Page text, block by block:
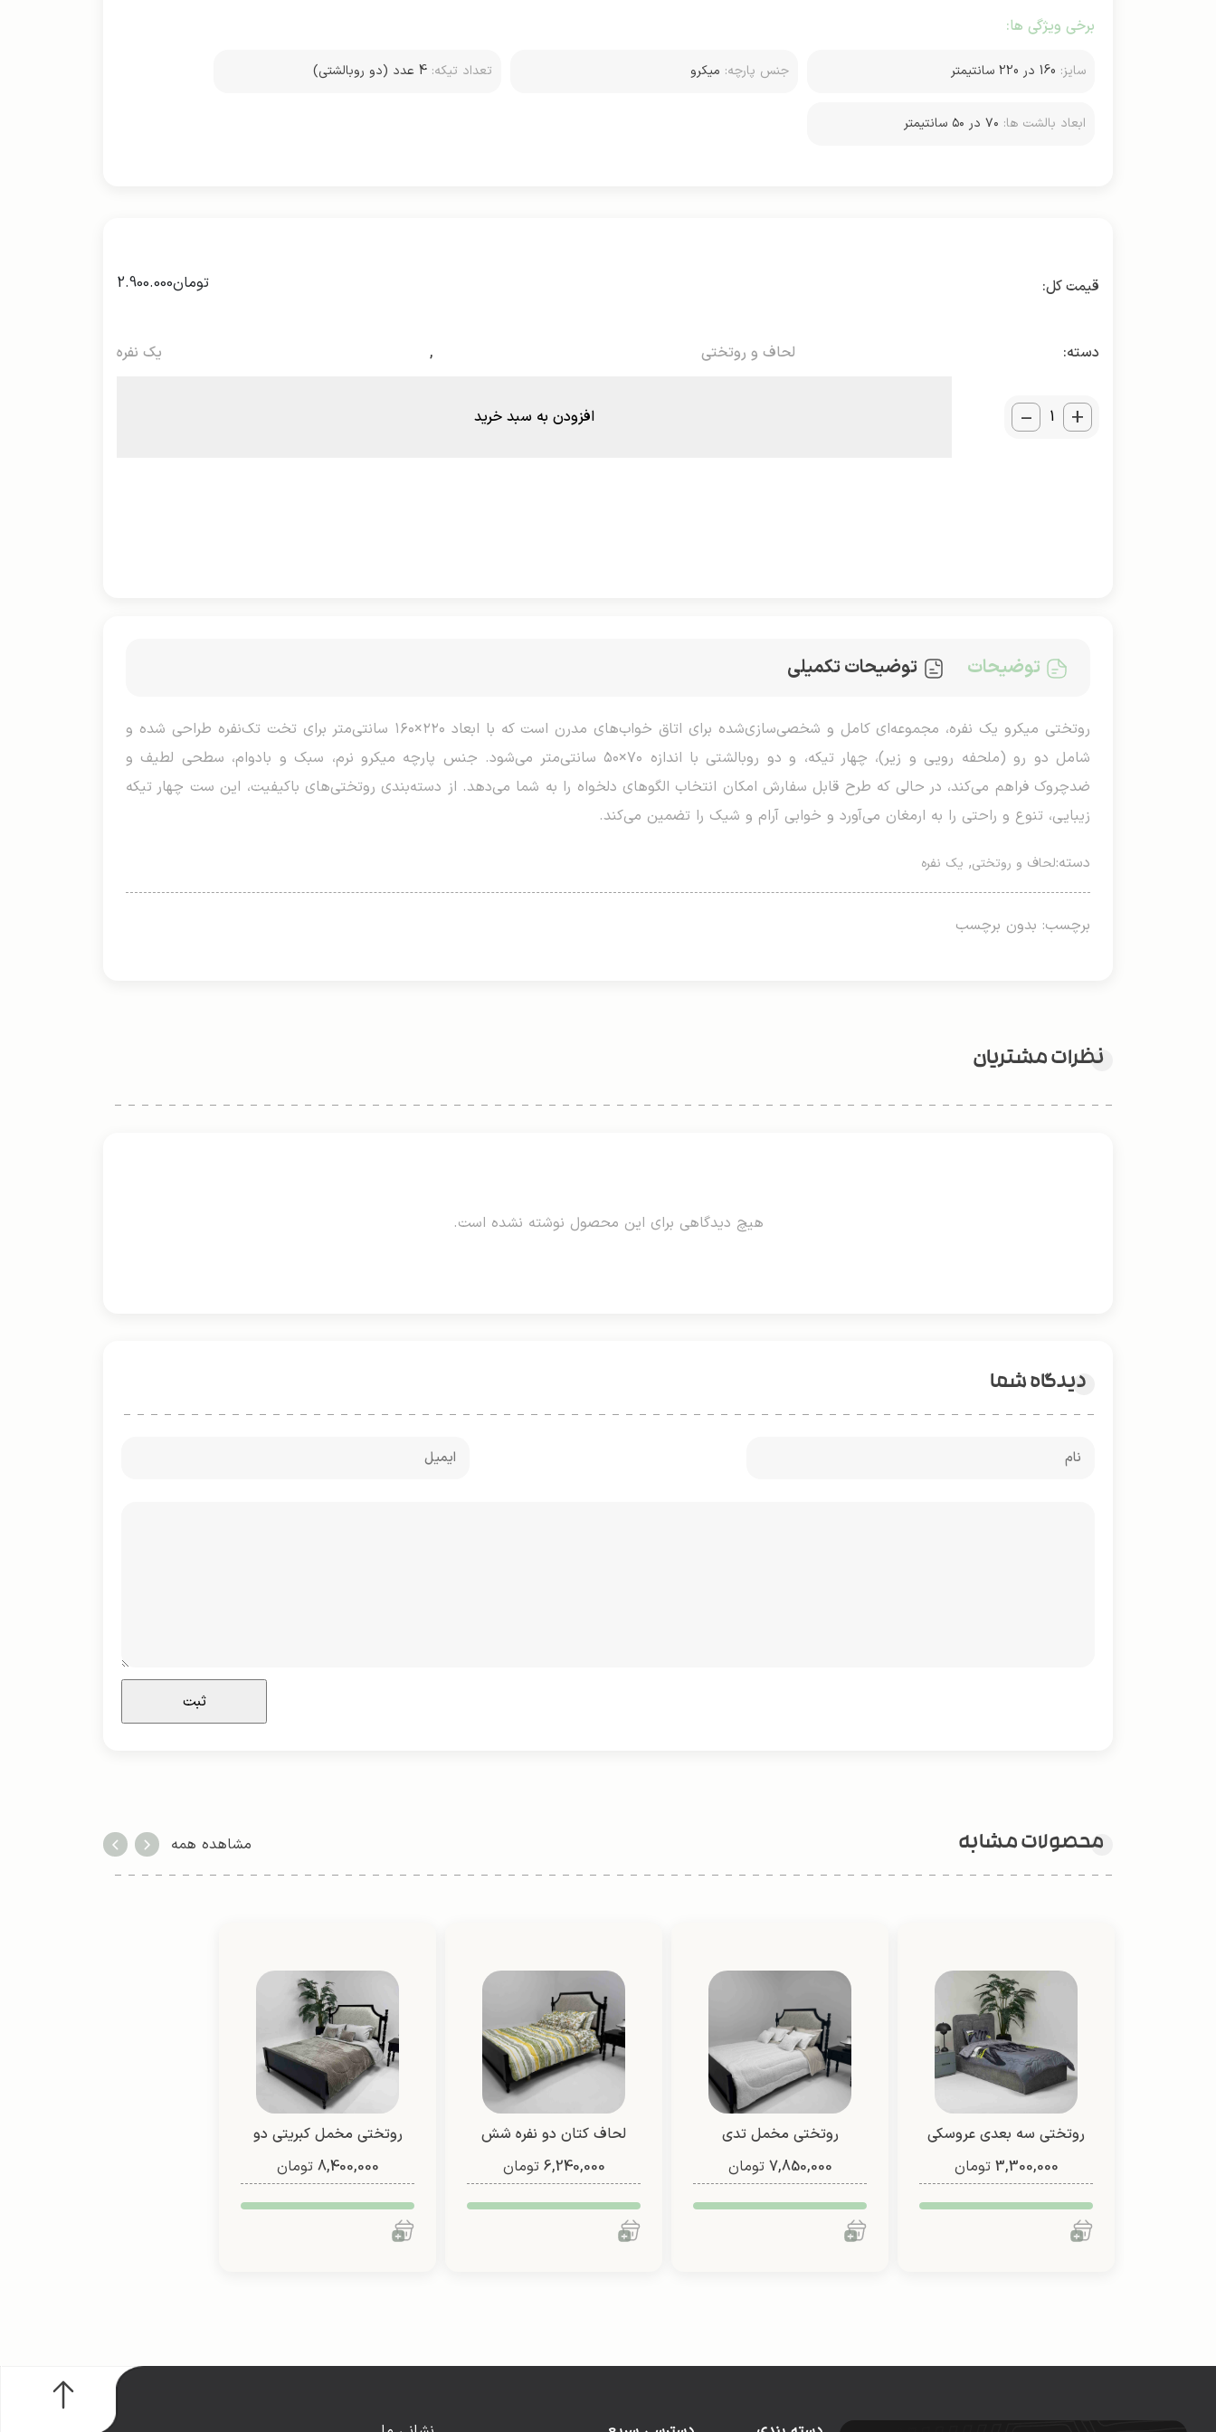
برخی ویژگی ها:
سایز: 160 در 220 سانتیمتر جنس پارچه: میکرو تعداد تیکه: 4 عدد (دو روبالشتی)
ابعاد بالشت ها: ۷۰ در ۵۰ سانتیمتر
تومان2.900.000
دسته: لحاف و روتختی , یک نفره
_ + افزودن به سبد خرید
توضیحات توضیحات تکمیلی
روتختی میکرو یک نفره، مجموعه‌ای کامل و شخصی‌سازی‌شده برای اتاق خواب‌های مدرن است که با ابعاد ۲۲۰×۱۶۰ سانتی‌متر برای تخت تک‌نفره طراحی شده و
شامل دو رو (ملحفه رویی و زیر)، چهار تیکه، و دو روبالشتی با اندازه ۷۰×۵۰ سانتی‌متر می‌شود. جنس پارچه میکرو نرم، سبک و بادوام، سطحی لطیف و
ضدچروک فراهم می‌کند، در حالی که طرح قابل سفارش امکان انتخاب الگوهای دلخواه را به شما می‌دهد. از دسته‌بندی روتختی‌های باکیفیت، این ست چهار تیکه
زیبایی، تنوع و راحتی را به ارمغان می‌آورد و خوابی آرام و شیک را تضمین می‌کند.
دسته:لحاف و روتختی, یک نفره
برچسب: بدون برچسب
نظرات مشتریان
هیچ دیدگاهی برای این محصول نوشته نشده است.
دیدگاه شما
محصولات مشابه مشاهده همه
روتختی سه بعدی عروسکی
یک نفره دو رو (طرح 2)
3,300,000 تومان
روتختی مخمل تدی
7,850,000 تومان
لحاف کتان دو نفره شش
تیکه
6,240,000 تومان
روتختی مخمل کبریتی دو
نفره (طرح 4)
8,400,000 تومان